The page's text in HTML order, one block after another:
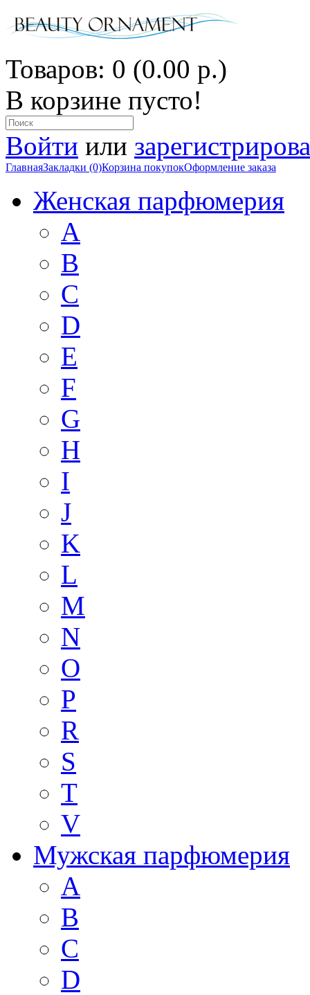
Товаров: 0 (0.00 р.)
В корзине пусто!
Войти или
ГлавнаяЗакладки (0)Корзина покупокОформление заказа
Женская парфюмерия
A
B
C
D
E
F
G
H
I
J
K
L
M
N
O
P
R
S
T
V
Мужская парфюмерия
A
B
C
D